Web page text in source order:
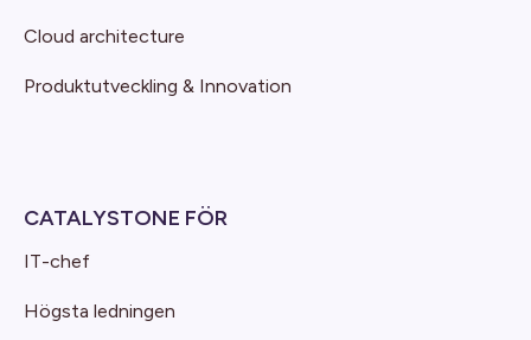
Cloud architecture
Produktutveckling & Innovation
CATALYSTONE FÖR
IT-chef
Högsta ledningen